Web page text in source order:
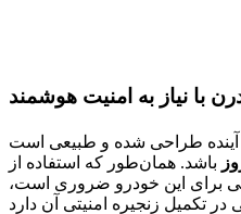
با نیاز به امنیت هوشمند
آینده طراحی شده و طبیعی است
باشد. همان‌طور که استفاده از
برای این خودرو ضروری است،